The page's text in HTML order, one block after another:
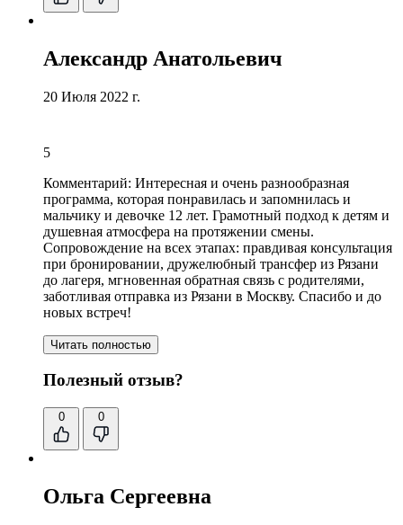
Александр Анатольевич
20 Июля 2022 г.
5
Комментарий: Интересная и очень разнообразная
программа, которая понравилась и запомнилась и
мальчику и девочке 12 лет. Грамотный подход к детям и
душевная атмосфера на протяжении смены.
Сопровождение на всех этапах: правдивая консультация
при бронировании, дружелюбный трансфер из Рязани
до лагеря, мгновенная обратная связь с родителями,
заботливая отправка из Рязани в Москву. Спасибо и до
новых встреч!
Читать полностью
Полезный отзыв?
0 0
Ольга Сергеевна